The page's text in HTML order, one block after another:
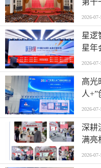
第十
2026-07-
星逻
星年
2026-07-
高光
人+”
2026-07-
深耕
满亮
会
2026-07-